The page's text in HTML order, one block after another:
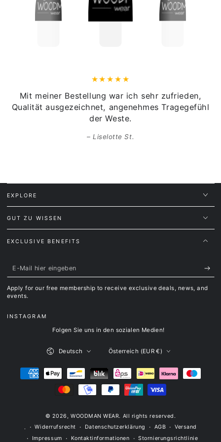
Herkunftsland des Textils:
Bangladesch
Veredelung:
Tirol, Österreich
Mit meiner Bestellung war ich sehr zufrieden,
Qualität ausgezeichnet, angenehmes Tragegefühl
der Weste.
Liselotte St.
EXPLORE
GUT ZU WISSEN
EXCLUSIVE BENEFITS
E-
Mail
hier
Apply for our free membership to receive exclusive deals, news, and
events.
INSTAGRAM
Folgen Sie uns in den sozialen Medien!
© 2026, WOODMAN WEAR. All rights reserved.
.
Widerrufsrecht Datenschutzerklärung AGB
Versand
Impressum
Kontaktinformationen Stornierungsrichtlinie
Deutsch Österreich (EUR €)
Zahlungsmöglichkeiten